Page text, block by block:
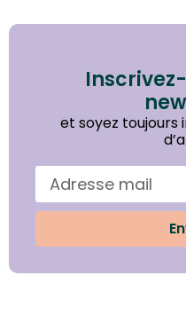
et soyez toujours